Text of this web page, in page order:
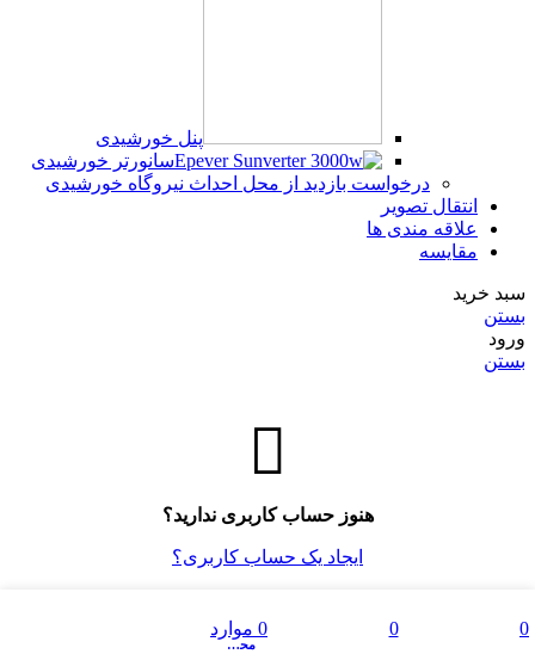
پنل خورشیدی
سانورتر خورشیدی
درخواست بازدید از محل احداث نیروگاه خورشیدی
انتقال تصویر
علاقه مندی ها
مقایسه
سبد خرید
بستن
ورود
بستن
هنوز حساب کاربری ندارید؟
ایجاد یک حساب کاربری؟
0
0
0 موارد
محصول